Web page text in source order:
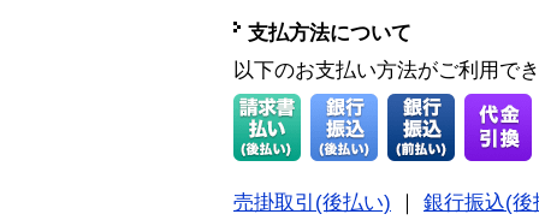
支払方法について
以下のお支払い方法がご利用で
売掛取引(後払い)
銀行振込(後